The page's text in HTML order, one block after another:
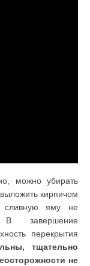
можно убирать
кирпичом
сливную яму не
завершение
перекрытия
тщательно
не